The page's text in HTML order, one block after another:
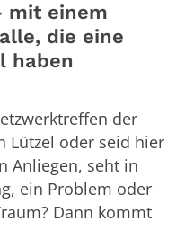
mit einem
die eine
haben
der
Lützel oder seid hier
Anliegen, seht in
ein Problem oder
Dann kommt